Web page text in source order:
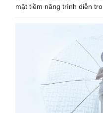
mặt tiềm năng trình diễn